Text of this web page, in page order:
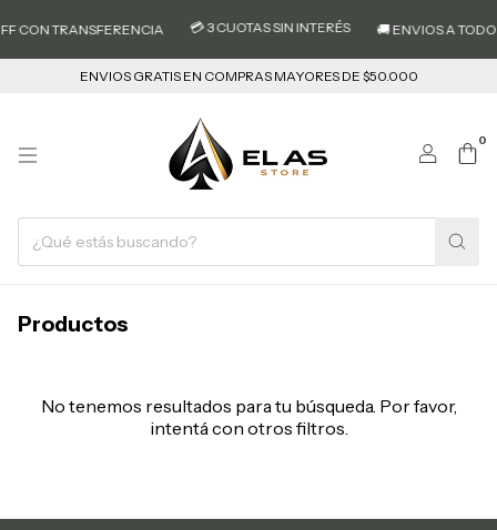
CON TRANSFERENCIA 💳 3 CUOTAS SIN INTERÉS 🚚 ENVIOS A TODO
ENVIOS GRATIS EN COMPRAS MAYORES DE $50.000
0
Productos
No tenemos resultados para tu búsqueda. Por favor,
intentá con otros filtros.